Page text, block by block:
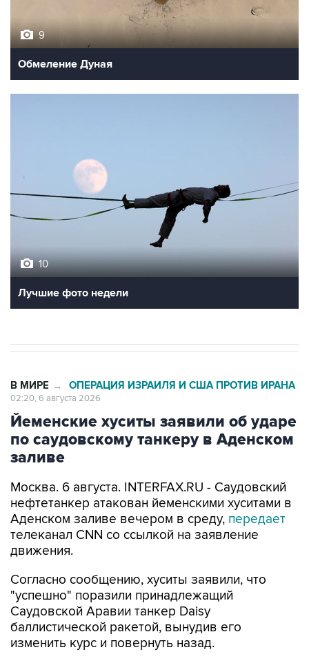
9
Обмеление Дуная
10
Лучшие фото недели
В МИРЕ → ОПЕРАЦИЯ ИЗРАИЛЯ И США ПРОТИВ ИРАНА
02:20, 6 августа 2026
Йеменские хуситы заявили об ударе
по саудовскому танкеру в Аденском
заливе
Москва. 6 августа. INTERFAX.RU - Саудовский
нефтетанкер атакован йеменскими хуситами в
Аденском заливе вечером в среду, передает
телеканал CNN со ссылкой на заявление
движения.
Согласно сообщению, хуситы заявили, что
"успешно" поразили принадлежащий
Саудовской Аравии танкер Daisy
баллистической ракетой, вынудив его
изменить курс и повернуть назад.